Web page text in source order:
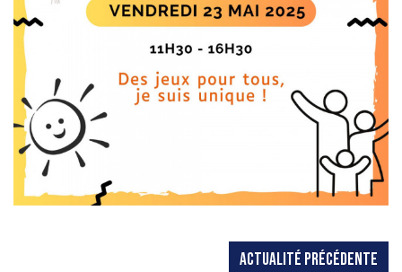
ACTUALITÉ PRÉCÉDENTE